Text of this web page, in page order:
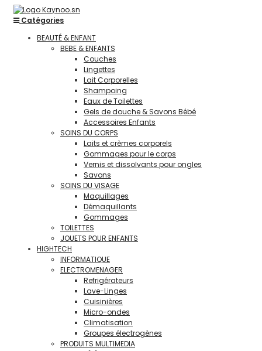
Catégories
BEAUTÉ & ENFANT
BEBE & ENFANTS
Couches
Lingettes
Lait Corporelles
Shampoing
Eaux de Toilettes
Gels de douche & Savons Bébé
Accessoires Enfants
SOINS DU CORPS
Laits et crèmes corporels
Gommages pour le corps
Vernis et dissolvants pour ongles
Savons
SOINS DU VISAGE
Maquillages
Démaquillants
Gommages
TOILETTES
JOUETS POUR ENFANTS
HIGHTECH
INFORMATIQUE
ELECTROMENAGER
Refrigérateurs
Lave-Linges
Cuisinières
Micro-ondes
Climatisation
Groupes électrogènes
PRODUITS MULTIMEDIA